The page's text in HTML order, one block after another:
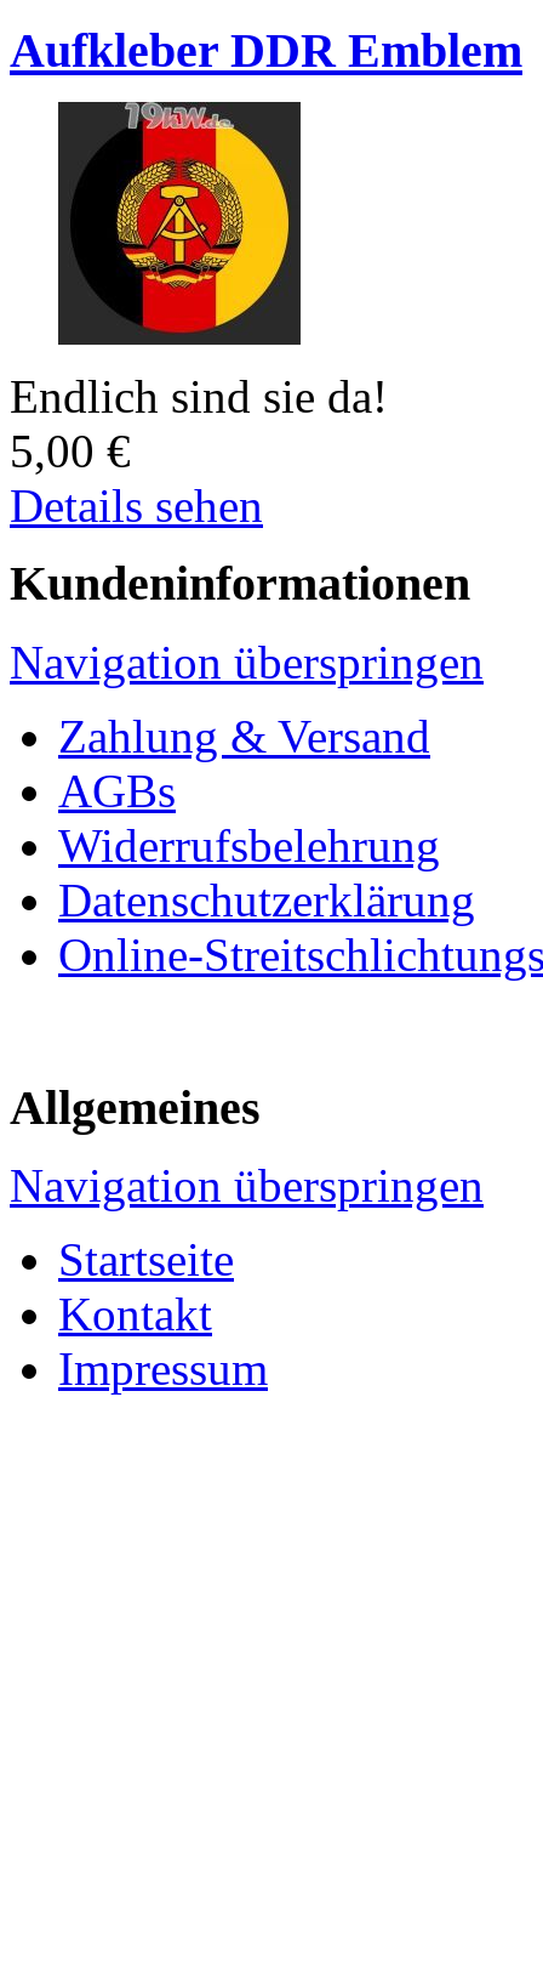
Aufkleber DDR Emblem
Endlich sind sie da!
5,00 €
Details sehen
Kundeninformationen
Navigation überspringen
Zahlung & Versand
AGBs
Widerrufsbelehrung
Datenschutzerklärung
Online-
Allgemeines
Navigation überspringen
Startseite
Kontakt
Impressum